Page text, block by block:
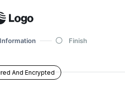
Information Finish
And Encrypted